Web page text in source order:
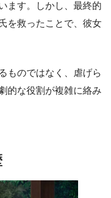
ます。しかし、最終的
を救ったことで、彼女
ものではなく、虐げら
的な役割が複雑に絡み